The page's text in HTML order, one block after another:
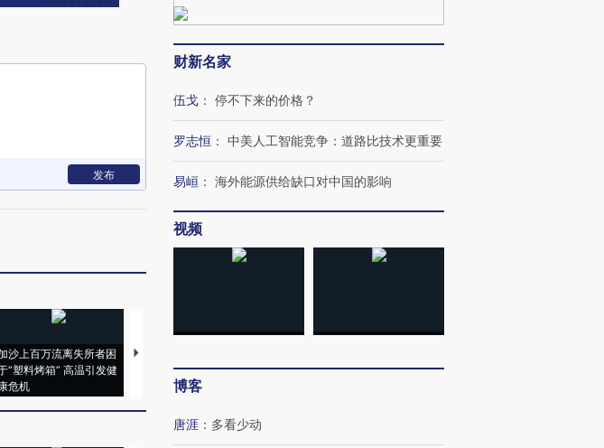
发布
沙上百万流离失所者困
“塑料烤箱” 高温引发健
危机
视线｜HYROX的吸金
术：是什么让中产们甘
心“花钱找虐”？
粒摇头丸 尿检体内含3种
度Z世代 用街头抗争将教
财新名家
伍戈 ： 停不下来的价格？
罗志恒 ： 中美人工智能竞争：道路比技术更重要
易峘 ： 海外能源供给缺口对中国的影响
视频
博客
唐涯 ： 多看少动